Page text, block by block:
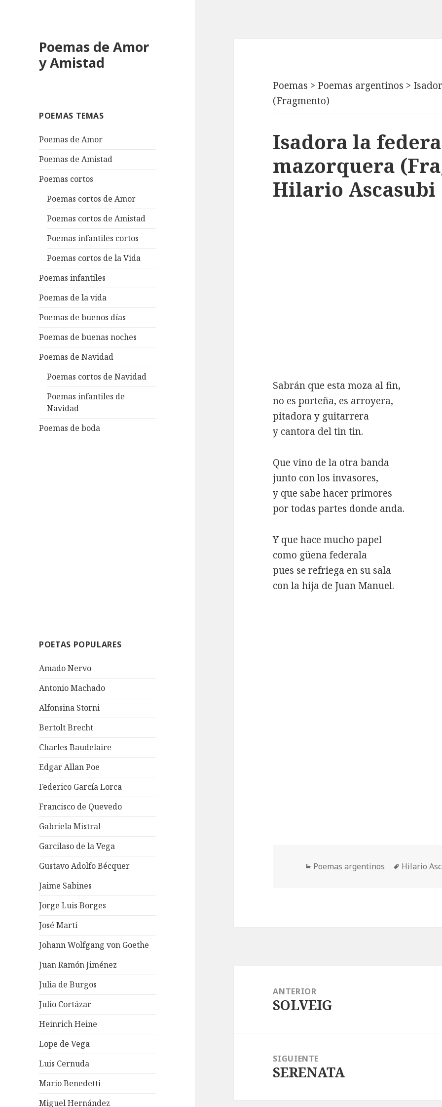
Poemas de Amor
y Amistad
POEMAS TEMAS
Poemas de Amor
Poemas de Amistad
Poemas cortos
Poemas cortos de Amor
Poemas cortos de Amistad
Poemas infantiles cortos
Poemas cortos de la Vida
Poemas infantiles
Poemas de la vida
Poemas de buenos días
Poemas de buenas noches
Poemas de Navidad
Poemas cortos de Navidad
Poemas infantiles de
Navidad
Poemas de boda
POETAS POPULARES
Amado Nervo
Antonio Machado
Alfonsina Storni
Bertolt Brecht
Charles Baudelaire
Edgar Allan Poe
Federico García Lorca
Francisco de Quevedo
Gabriela Mistral
Garcilaso de la Vega
Gustavo Adolfo Bécquer
Jaime Sabines
Jorge Luis Borges
José Martí
Johann Wolfgang von Goethe
Juan Ramón Jiménez
Julia de Burgos
Julio Cortázar
Heinrich Heine
Lope de Vega
Luis Cernuda
Mario Benedetti
Miguel Hernández
Poemas > Poemas argentinos >
(Fragmento)
Isadora la
mazorquera
Hilario Ascasubi
Sabrán que esta moza al fin,
no es porteña, es arroyera,
pitadora y guitarrera
y cantora del tin tin.
Que vino de la otra banda
junto con los invasores,
y que sabe hacer primores
por todas partes donde anda.
Y que hace mucho papel
como güena federala
pues se refriega en su sala
con la hija de Juan Manuel.
Categorías
Poemas argentinos Etiquetas
Hilario
entradas
ANTERIOR
Entrada
SOLVEIG
SIGUIENTE
Entrada
SERENATA